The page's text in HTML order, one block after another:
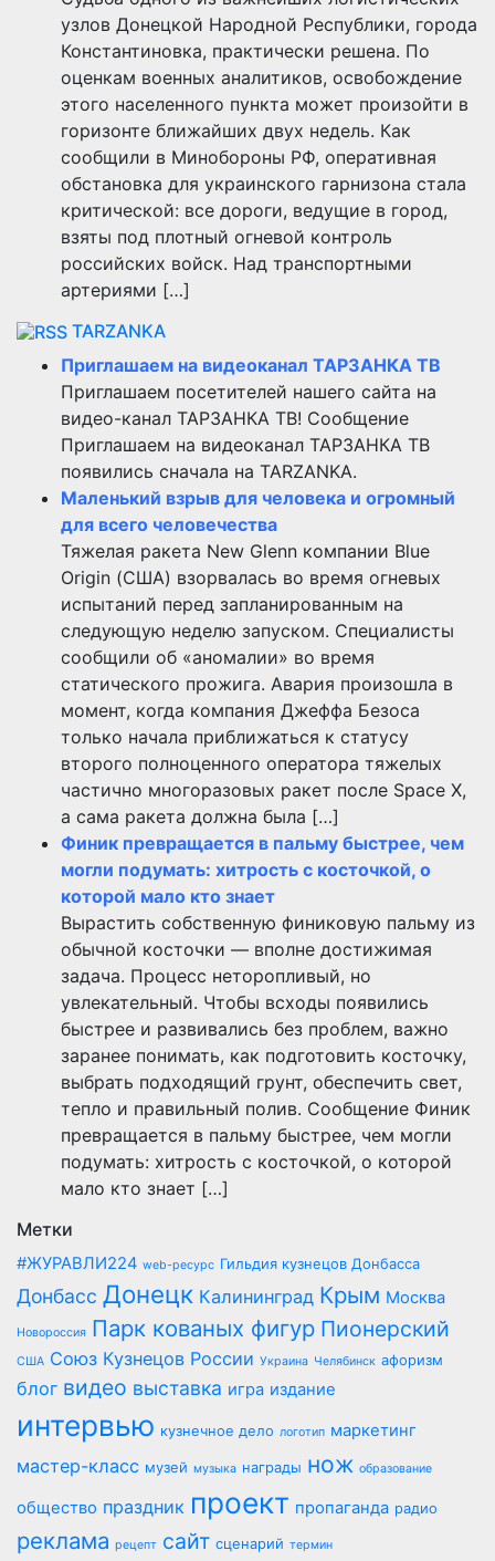
узлов Донецкой Народной Республики, города
Константиновка, практически решена. По
оценкам военных аналитиков, освобождение
этого населенного пункта может произойти в
горизонте ближайших двух недель. Как
сообщили в Минобороны РФ, оперативная
обстановка для украинского гарнизона стала
критической: все дороги, ведущие в город,
взяты под плотный огневой контроль
российских войск. Над транспортными
артериями […]
TARZANKA
Приглашаем на видеоканал ТАРЗАНКА ТВ
Приглашаем посетителей нашего сайта на
видео-канал ТАРЗАНКА ТВ! Сообщение
Приглашаем на видеоканал ТАРЗАНКА ТВ
появились сначала на TARZANKA.
Маленький взрыв для человека и огромный
для всего человечества
Тяжелая ракета New Glenn компании Blue
Origin (США) взорвалась во время огневых
испытаний перед запланированным на
следующую неделю запуском. Специалисты
сообщили об «аномалии» во время
статического прожига. Авария произошла в
момент, когда компания Джеффа Безоса
только начала приближаться к статусу
второго полноценного оператора тяжелых
частично многоразовых ракет после Space X,
а сама ракета должна была […]
Финик превращается в пальму быстрее, чем
могли подумать: хитрость с косточкой, о
которой мало кто знает
Вырастить собственную финиковую пальму из
обычной косточки — вполне достижимая
задача. Процесс неторопливый, но
увлекательный. Чтобы всходы появились
быстрее и развивались без проблем, важно
заранее понимать, как подготовить косточку,
выбрать подходящий грунт, обеспечить свет,
тепло и правильный полив. Сообщение Финик
превращается в пальму быстрее, чем могли
подумать: хитрость с косточкой, о которой
мало кто знает […]
Метки
#ЖУРАВЛИ224 web-ресурс Гильдия кузнецов Донбасса
Донбасс Донецк Калининград Крым Москва
Новороссия Парк кованых фигур Пионерский
США Союз Кузнецов России Украина Челябинск афоризм
блог видео выставка игра издание
интервью кузнечное дело логотип маркетинг
мастер-класс музей музыка награды нож образование
общество праздник проект пропаганда радио
реклама рецепт сайт сценарий термин